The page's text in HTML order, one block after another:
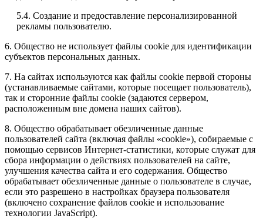
5.4. Создание и предоставление персонализированной
рекламы пользователю.
6. Общество не использует файлы cookie для идентификации
субъектов персональных данных.
7. На сайтах используются как файлы cookie первой стороны
(устанавливаемые сайтами, которые посещает пользователь),
так и сторонние файлы cookie (задаются сервером,
расположенным вне домена наших сайтов).
8. Общество обрабатывает обезличенные данные
пользователей сайта (включая файлы «cookie»), собираемые с
помощью сервисов Интернет-статистики, которые служат для
сбора информации о действиях пользователей на сайте,
улучшения качества сайта и его содержания. Общество
обрабатывает обезличенные данные о пользователе в случае,
если это разрешено в настройках браузера пользователя
(включено сохранение файлов cookie и использование
технологии JavaScript).